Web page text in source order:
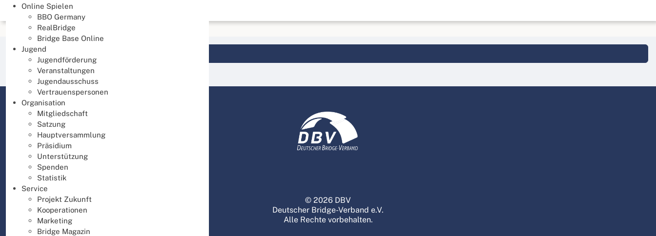
Online Spielen
BBO Germany
RealBridge
Bridge Base Online
Jugend
Jugendförderung
Veranstaltungen
Jugendausschuss
Vertrauenspersonen
Organisation
Mitgliedschaft
Satzung
Hauptversammlung
Präsidium
Unterstützung
Spenden
Statistik
Service
Projekt Zukunft
Kooperationen
Marketing
Bridge Magazin
Login DBV Datenbank
© 2026 DBV
Deutscher Bridge-Verband e.V.
Alle Rechte vorbehalten.